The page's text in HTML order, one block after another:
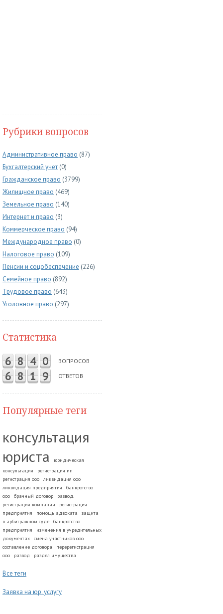
Рубрики вопросов
Административное право (87)
Бухгалтерский учет (0)
Гражданское право (3799)
Жилищное право (469)
Земельное право (140)
Интернет и право (3)
Коммерческое право (94)
Международное право (0)
Налоговое право (109)
Пенсии и соцобеспечение (226)
Семейное право (892)
Трудовое право (643)
Уголовное право (297)
Статистика
6 8 4 0 ВОПРОСОВ
6 8 1 9 ОТВЕТОВ
Популярные теги
консультация
юриста
юридическая
консультация
регистрация ип
регистрация ооо
ликвидация ооо
ликвидация предприятия
банкротство
ооо
брачный договор
развод.
регистрация компании
регистрация
предприятия
помощь адвоката
защита
в арбитражном суде
банкротство
предприятия
изменения в учредительных
документах
смена участников ооо
составление договора
перерегистрация
ооо
развод раздел имущества
Все теги
Заявка на юр. услугу